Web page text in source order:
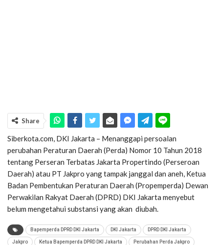
Share
Siberkota.com, DKI Jakarta – Menanggapi persoalan
perubahan Peraturan Daerah (Perda) Nomor 10 Tahun 2018
tentang Perseran Terbatas Jakarta Propertindo (Perseroan
Daerah) atau PT Jakpro yang tampak janggal dan aneh, Ketua
Badan Pembentukan Peraturan Daerah (Propemperda) Dewan
Perwakilan Rakyat Daerah (DPRD) DKI Jakarta menyebut
belum mengetahui substansi yang akan diubah.
Bapemperda DPRD DKI Jakarta DKI Jakarta DPRD DKI Jakarta
Jakpro Ketua Bapemperda DPRD DKI Jakarta Perubahan Perda Jakpro